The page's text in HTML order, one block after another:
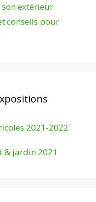
extérieur
conseils pour
2021-2022
& jardin 2021